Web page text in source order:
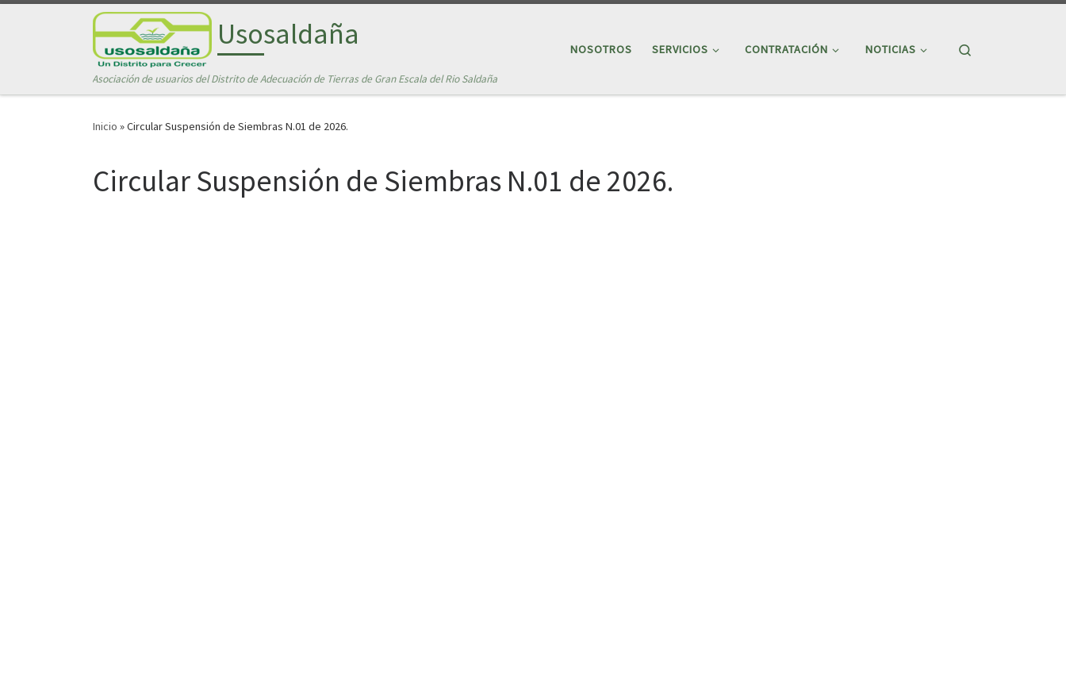
Saltar al contenido Usosaldaña
Asociación de usuarios del Distrito de Adecuación de Tierras de Gran Escala del Rio Saldaña
NOSOTROS SERVICIOS CONTRATACIÓN NOTICIAS
Inicio »Circular Suspensión de Siembras N.01 de 2026.
Circular Suspensión de Siembras N.01 de 2026.